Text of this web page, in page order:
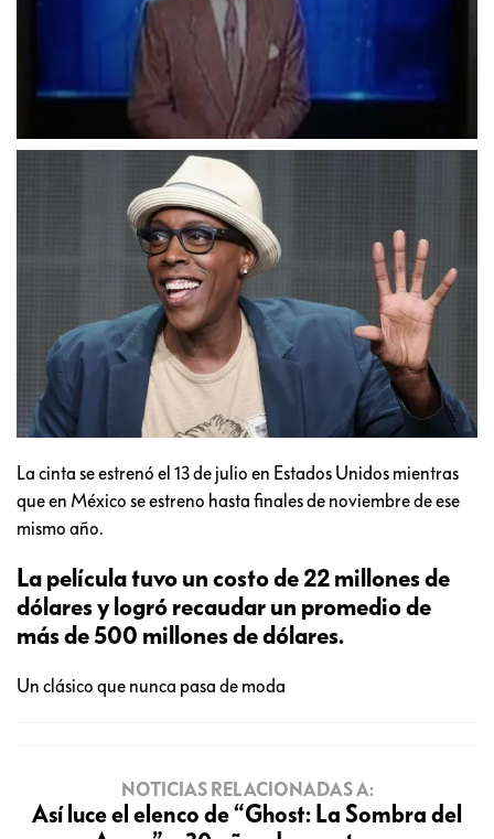
La cinta se estrenó el 13 de julio en Estados Unidos mientras
que en México se estreno hasta finales de noviembre de ese
mismo año.
La película tuvo un costo de 22 millones de
dólares y logró recaudar un promedio de
más de 500 millones de dólares.
Un clásico que nunca pasa de moda
NOTICIAS RELACIONADAS A:
Así luce el elenco de “Ghost: La Sombra del